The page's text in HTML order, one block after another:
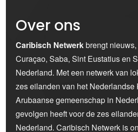
Over ons
Caribisch Netwerkbrengt
Curaçao, Saba, Sint Eustatius en
Nederland. Met een netwerk van
zes eilanden van het
Arubaanse gemeenschap in
gevolgen heeft voor de zes
Nederland. Caribisch Netwerk is